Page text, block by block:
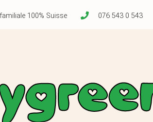
100% Suisse 076 543 0 543